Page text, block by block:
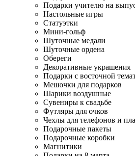
Подарки учителю на
Настольные игры
Статуэтки
Мини-гольф
Шуточные медали
Шуточные ордена
Обереги
Декоративные украшения
Подарки с восточной
Мешочки для подарков
Шарики воздушные
Сувениры к свадьбе
Футляры для очков
Чехлы для телефонов и
Подарочные пакеты
Подарочные коробки
Магнитики